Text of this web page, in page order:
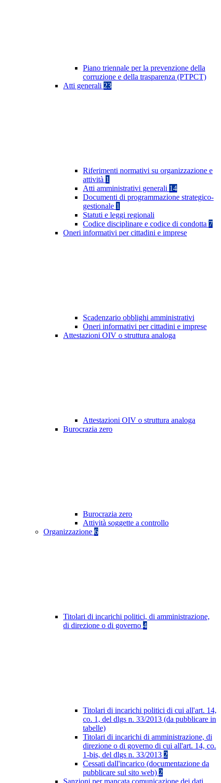
Piano triennale per la prevenzione della
corruzione e della trasparenza (PTPCT)
Atti generali 23
Riferimenti normativi su organizzazione e
attività 1
Atti amministrativi generali 14
Documenti di programmazione strategico-
gestionale 1
Statuti e leggi regionali
Codice disciplinare e codice di condotta 7
Oneri informativi per cittadini e imprese
Scadenzario obblighi amministrativi
Oneri informativi per cittadini e imprese
Attestazioni OIV o struttura analoga
Attestazioni OIV o struttura analoga
Burocrazia zero
Burocrazia zero
Attività soggette a controllo
Organizzazione 6
Titolari di incarichi politici, di amministrazione,
di direzione o di governo 4
Titolari di incarichi politici di cui all'art. 14,
co. 1, del dlgs n. 33/2013 (da pubblicare in
tabelle)
Titolari di incarichi di amministrazione, di
direzione o di governo di cui all'art. 14, co.
1-bis, del dlgs n. 33/2013 2
Cessati dall'incarico (documentazione da
pubblicare sul sito web) 2